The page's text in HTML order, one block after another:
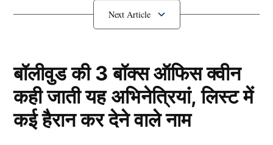
बॉलीवुड की 3 बॉक्स ऑफिस क्वीन
कही जाती यह अभिनेत्रियां, लिस्ट में
कई हैरान कर देने वाले नाम